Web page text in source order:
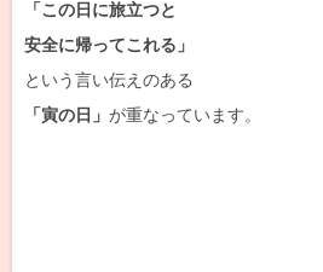
「この日に旅立つと
安全に帰ってこれる」
という言い伝えのある
「寅の日」 が重なっています。